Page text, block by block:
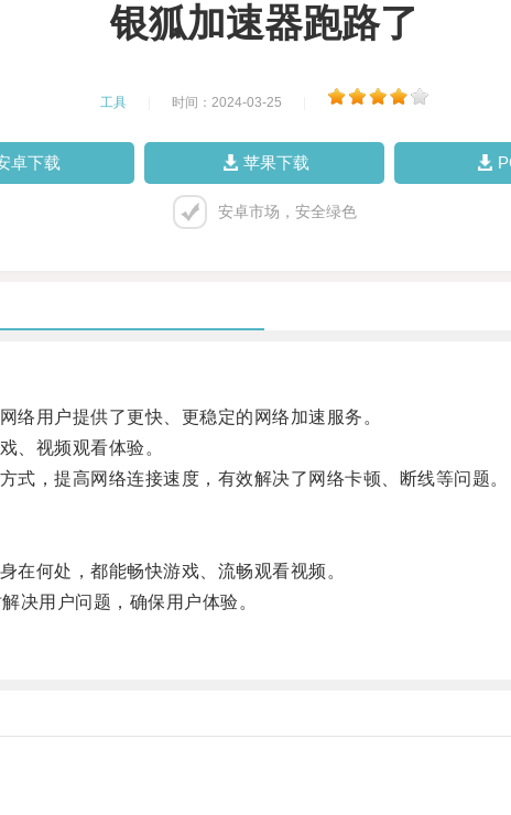
银狐加速器跑路了
工具 时间：2024-03-25
卓下载 苹果下载
安卓市场，安全绿色
用户提供了更快、更稳定的网络加速服务。
视频观看体验。
，提高网络连接速度，有效解决了网络卡顿、断线等问题。
何处，都能畅快游戏、流畅观看视频。
用户问题，确保用户体验。